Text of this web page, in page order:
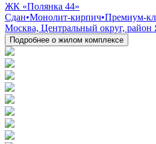
ЖК «Полянка 44»
Сдан•Монолит-кирпич•Премиум-
Москва, Центральный округ,
Подробнее о жилом комплексе